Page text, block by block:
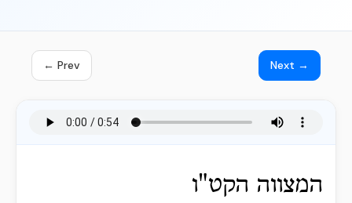
← Prev Next →
המצווה הקט"ו